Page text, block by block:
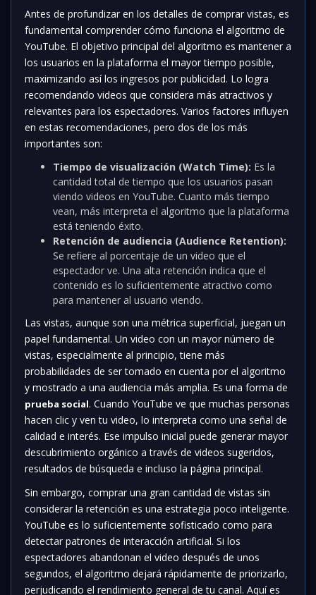
Antes de profundizar en los detalles de comprar vistas, es
fundamental comprender cómo funciona el algoritmo de
YouTube. El objetivo principal del algoritmo es mantener a
los usuarios en la plataforma el mayor tiempo posible,
maximizando así los ingresos por publicidad. Lo logra
recomendando videos que considera más atractivos y
relevantes para los espectadores. Varios factores influyen
en estas recomendaciones, pero dos de los más
importantes son:
Tiempo de visualización (Watch Time): Es la
cantidad total de tiempo que los usuarios pasan
viendo videos en YouTube. Cuanto más tiempo
vean, más interpreta el algoritmo que la plataforma
está teniendo éxito.
Retención de audiencia (Audience Retention):
Se refiere al porcentaje de un video que el
espectador ve. Una alta retención indica que el
contenido es lo suficientemente atractivo como
para mantener al usuario viendo.
Las vistas, aunque son una métrica superficial, juegan un
papel fundamental. Un video con un mayor número de
vistas, especialmente al principio, tiene más
probabilidades de ser tomado en cuenta por el algoritmo
y mostrado a una audiencia más amplia. Es una forma de
prueba social. Cuando YouTube ve que muchas personas
hacen clic y ven tu video, lo interpreta como una señal de
calidad e interés. Ese impulso inicial puede generar mayor
descubrimiento orgánico a través de videos sugeridos,
resultados de búsqueda e incluso la página principal.
Sin embargo, comprar una gran cantidad de vistas sin
considerar la retención es una estrategia poco inteligente.
YouTube es lo suficientemente sofisticado como para
detectar patrones de interacción artificial. Si los
espectadores abandonan el video después de unos
segundos, el algoritmo dejará rápidamente de priorizarlo,
perjudicando el rendimiento general de tu canal. Aquí es